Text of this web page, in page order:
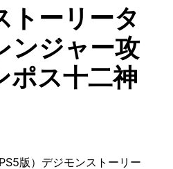
トーリータ
ンジャー攻
ス十二神
版）デジモンストーリー